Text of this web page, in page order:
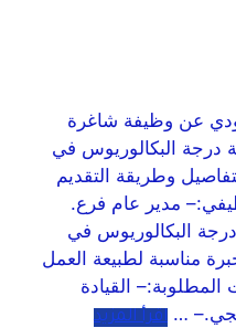
عن وظيفة شاغرة
البكالوريوس في
وطريقة التقديم
مدير عام فرع.
البكالوريوس في
مناسبة لطبيعة العمل
المطلوبة:– القيادة
… اقرأ المزيد